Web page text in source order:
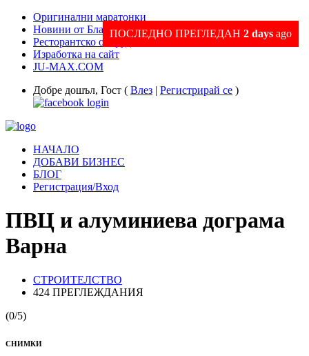
Оригинални маратонки
Новини от Благоевград и Региона
Ресторантско оборудване
Изработка на сайт
JU-MAX.COM
Добре дошъл, Гост ( Влез | Регистрирай се )
НАЧАЛО
ДОБАВИ БИЗНЕС
БЛОГ
Регистрация/Вход
ПОСЛЕДНО ПРЕГЛЕДАН 2 days ago
ПВЦ и алуминиева дограма
Варна
СТРОИТЕЛСТВО
424 ПРЕГЛЕЖДАНИЯ
(0/5)
СНИМКИ